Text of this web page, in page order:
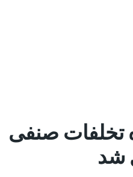
تخلفات صنفی
شد